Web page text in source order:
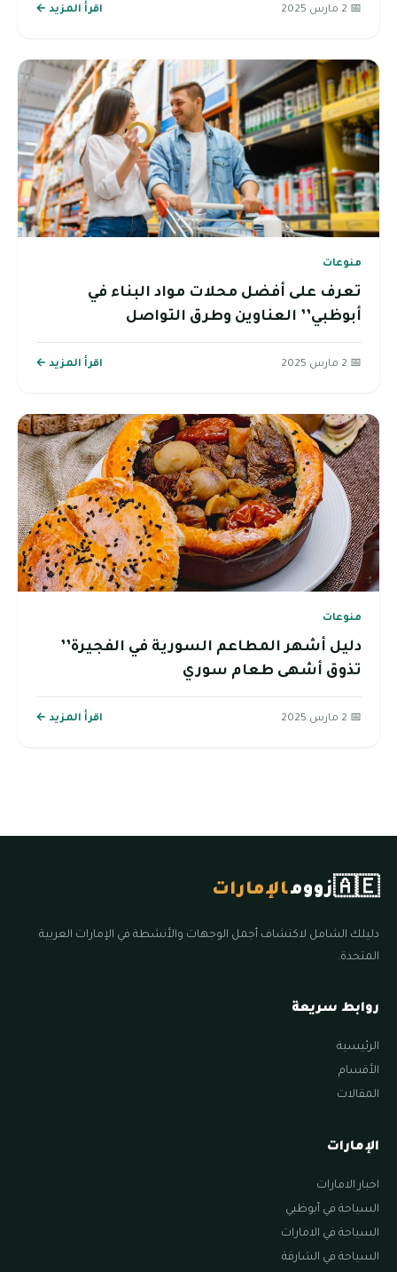
📅 2 مارس 2025 اقرأ المزيد ←
منوعات
تعرف على أفضل محلات مواد البناء في
أبوظبي’’ العناوين وطرق التواصل
📅 2 مارس 2025 اقرأ المزيد ←
منوعات
دليل أشهر المطاعم السورية في الفجيرة’’
تذوق أشهى طعام سوري
📅 2 مارس 2025 اقرأ المزيد ←
🇦🇪زوومالإمارات
دليلك الشامل لاكتشاف أجمل الوجهات والأنشطة في الإمارات العربية
المتحدة.
روابط سريعة
الرئيسية
الأقسام
المقالات
الإمارات
اخبار الامارات
السياحة في أبوظبي
السياحة في الامارات
السياحة في الشارقة